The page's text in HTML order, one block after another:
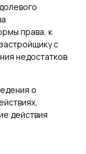
права, к
с
недостатков
о
действия